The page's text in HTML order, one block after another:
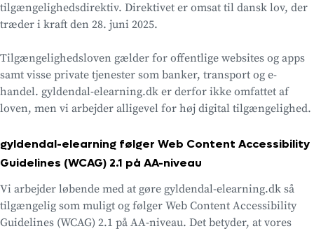
tilgængelighedsdirektiv. Direktivet er omsat til dansk lov, der
træder i kraft den 28. juni 2025.
Tilgængelighedsloven gælder for offentlige websites og apps
samt visse private tjenester som banker, transport og e-
handel. gyldendal-elearning.dk er derfor ikke omfattet af
loven, men vi arbejder alligevel for høj digital tilgængelighed.
gyldendal-elearning følger Web Content Accessibility
Guidelines (WCAG) 2.1 på AA-niveau
Vi arbejder løbende med at gøre gyldendal-elearning.dk så
tilgængelig som muligt og følger Web Content Accessibility
Guidelines (WCAG) 2.1 på AA-niveau. Det betyder, at vores